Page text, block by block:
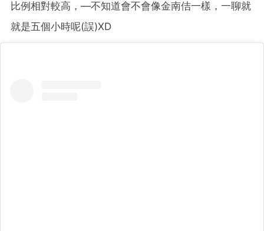
比例相對較高，—不知道會不會像金南佶一樣，一聊就
就是五個小時呢(誤)XD